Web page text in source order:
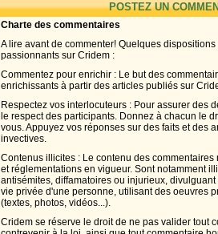
POSTEZ UN
Charte des commentaires
A lire avant de commenter! Quelques
passionnants sur Cridem :
Commentez pour enrichir : Le but des
enrichissants à partir des articles publiés sur
Respectez vos interlocuteurs : Pour assurer des
le respect des participants. Donnez à chacun le
vous. Appuyez vos réponses sur des faits et des
invectives.
Contenus illicites : Le contenu des
et réglementations en vigueur. Sont notamment
antisémites, diffamatoires ou injurieux,
vie privée d'une personne, utilisant des oeuvres
(textes, photos, vidéos...).
Cridem se réserve le droit de ne pas valider tout